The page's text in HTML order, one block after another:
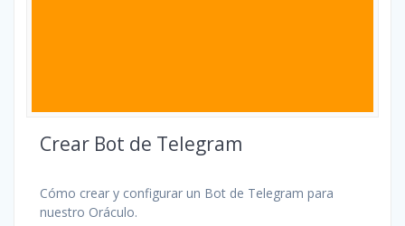
Crear Bot de Telegram
Cómo crear y configurar un Bot de Telegram para
nuestro Oráculo.